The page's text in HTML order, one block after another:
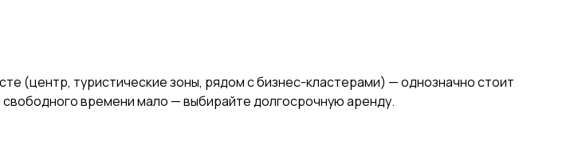
(центр, туристические зоны, рядом с бизнес-кластерами) — однозначно стоит
времени мало — выбирайте долгосрочную аренду.